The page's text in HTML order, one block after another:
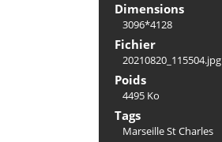
Dimensions
3096*4128
Fichier
20210820_115504.jpg
Poids
4495 Ko
Tags
Marseille St Charles